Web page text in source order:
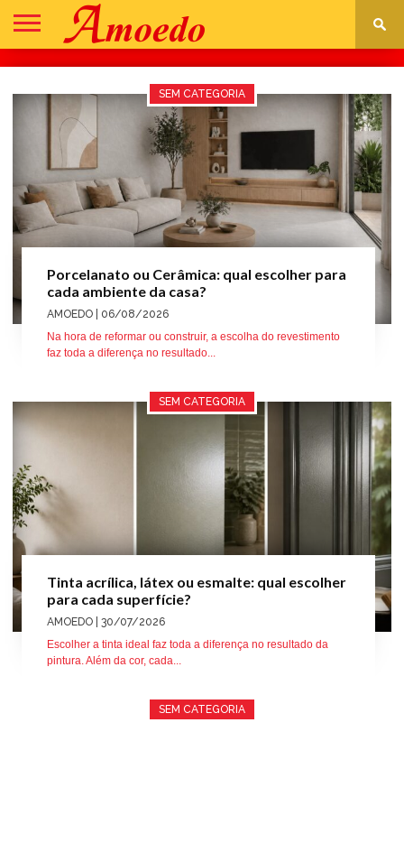
DECORAÇÃO
PARA
LOJA
TÉCNICA
SEM CATEGORIA
Porcelanato ou Cerâmica: qual escolher para
cada ambiente da casa?
AMOEDO | 06/08/2026
Na hora de reformar ou construir, a escolha do revestimento
faz toda a diferença no resultado...
SEM CATEGORIA
Tinta acrílica, látex ou esmalte: qual escolher
para cada superfície?
AMOEDO | 30/07/2026
Escolher a tinta ideal faz toda a diferença no resultado da
pintura. Além da cor, cada...
SEM CATEGORIA